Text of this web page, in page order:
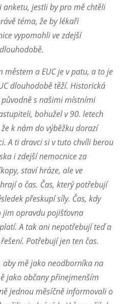
anketu, jestli by pro mě chtěli
téma, že by lékaři
vypomohli ve zdejší
městem a EUC je v patu, a to je
dlouhodobě těží. Historická
s našimi místními
bohužel v 90. letech
k nám do výběžku dorazí
A ti dravci si v tuto chvíli berou
i zdejší nemocnice za
staví hráze, ale ve
o čas. Čas, který potřebují
přeskupí síly. Čas, kdy
jim opravdu pojišťovna
A tak ani nepotřebují teď a
Potřebují jen ten čas.
aby mě jako neodborníka na
jako občany přinejmenším
jednou měsíčně informovali o